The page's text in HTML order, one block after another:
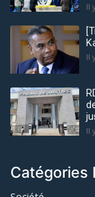
Il
Il
Il
Catégories